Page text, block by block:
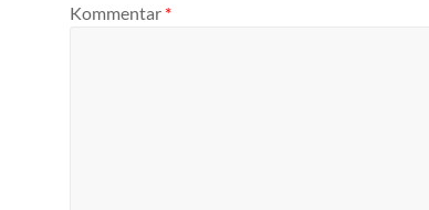
Kommentar *